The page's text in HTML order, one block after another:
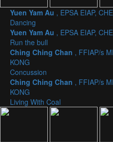
Yuen Yam Au , EPSA EIAP,
Dancing
Yuen Yam Au , EPSA EIAP,
Run the bull
Ching Ching Chan , FFIAP/s
KONG
Concussion
Ching Ching Chan , FFIAP/s
KONG
Living With Coal